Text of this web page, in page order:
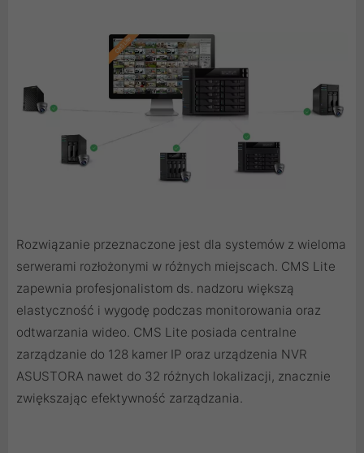
Rozwiązanie przeznaczone jest dla systemów z wieloma
serwerami rozłożonymi w różnych miejscach. CMS Lite
zapewnia profesjonalistom ds. nadzoru większą
elastyczność i wygodę podczas monitorowania oraz
odtwarzania wideo. CMS Lite posiada centralne
zarządzanie do 128 kamer IP oraz urządzenia NVR
ASUSTORA nawet do 32 różnych lokalizacji, znacznie
zwiększając efektywność zarządzania.